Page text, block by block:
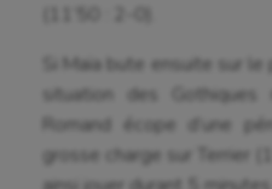
Si Maïa bute ensuite sur
situation des Gothiques
Romand écope d’une
grosse charge sur Terrier